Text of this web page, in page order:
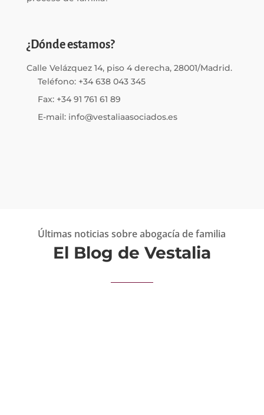
¿Dónde estamos?
Calle Velázquez 14, piso 4 derecha, 28001/Madrid.
Teléfono: +34 638 043 345
Fax: +34 91 761 61 89
E-mail: info@vestaliaasociados.es
Últimas noticias sobre abogacía de familia
El Blog de Vestalia